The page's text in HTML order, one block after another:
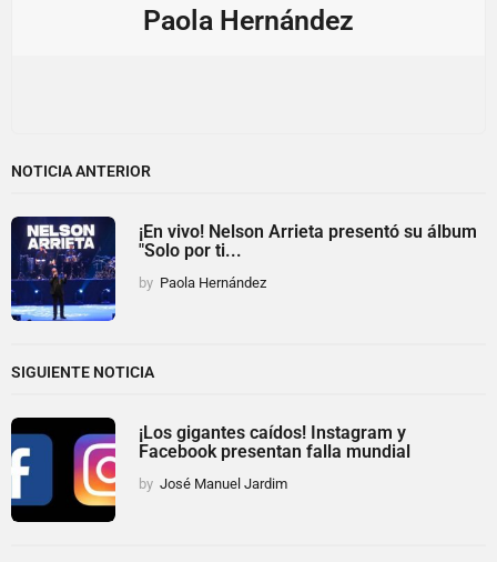
Paola Hernández
NOTICIA ANTERIOR
¡En vivo! Nelson Arrieta presentó su álbum
"Solo por ti...
by Paola Hernández
SIGUIENTE NOTICIA
¡Los gigantes caídos! Instagram y
Facebook presentan falla mundial
by José Manuel Jardim